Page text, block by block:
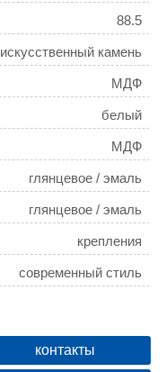
88.5
искусственный камень
МДФ
белый
МДФ
глянцевое / эмаль
глянцевое / эмаль
крепления
современный стиль
нет
белый
контакты